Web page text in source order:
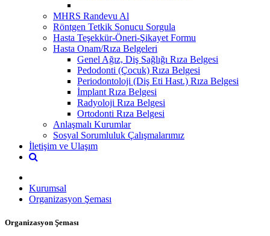
MHRS Randevu Al
Röntgen Tetkik Sonucu Sorgula
Hasta Teşekkür-Öneri-Şikayet Formu
Hasta Onam/Rıza Belgeleri
Genel Ağız, Diş Sağlığı Rıza Belgesi
Pedodonti (Çocuk) Rıza Belgesi
Periodontoloji (Diş Eti Hast.) Rıza Belgesi
İmplant Rıza Belgesi
Radyoloji Rıza Belgesi
Ortodonti Rıza Belgesi
Anlaşmalı Kurumlar
Sosyal Sorumluluk Çalışmalarımız
İletişim ve Ulaşım
Kurumsal
Organizasyon Şeması
Organizasyon Şeması